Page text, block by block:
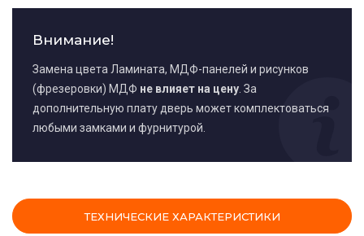
Внимание!
Замена цвета Ламината, МДФ-панелей и рисунков
(фрезеровки) МДФ не влияет на цену . За
дополнительную плату дверь может комплектоваться
любыми замками и фурнитурой.
ТЕХНИЧЕСКИЕ ХАРАКТЕРИСТИКИ